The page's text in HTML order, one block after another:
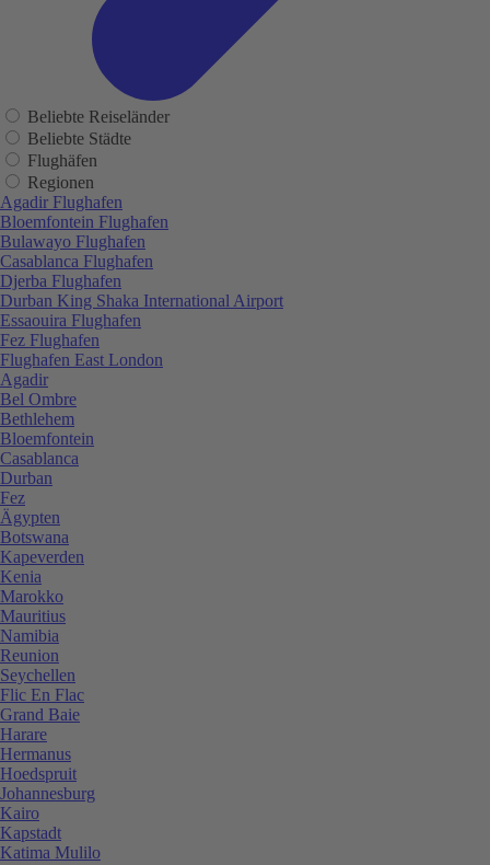
Beliebte Reiseländer
Beliebte Städte
Flughäfen
Regionen
Agadir Flughafen
Bloemfontein Flughafen
Bulawayo Flughafen
Casablanca Flughafen
Djerba Flughafen
Durban King Shaka International Airport
Essaouira Flughafen
Fez Flughafen
Flughafen East London
Agadir
Bel Ombre
Bethlehem
Bloemfontein
Casablanca
Durban
Fez
Ägypten
Botswana
Kapeverden
Kenia
Marokko
Mauritius
Namibia
Reunion
Seychellen
Flic En Flac
Grand Baie
Harare
Hermanus
Hoedspruit
Johannesburg
Kairo
Kapstadt
Katima Mulilo